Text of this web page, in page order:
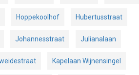
Hoppekoolhof Hubertusstraat
Johannesstraat Julianalaan
Kapelaan Wijnensingel